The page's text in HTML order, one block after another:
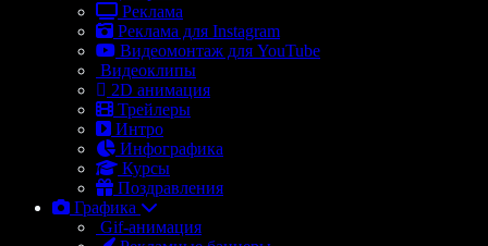
Реклама
Реклама для Instagram
Видеомонтаж для YouTube
Видеоклипы
2D анимация
Трейлеры
Интро
Инфографика
Курсы
Поздравления
Графика
Gif-анимация